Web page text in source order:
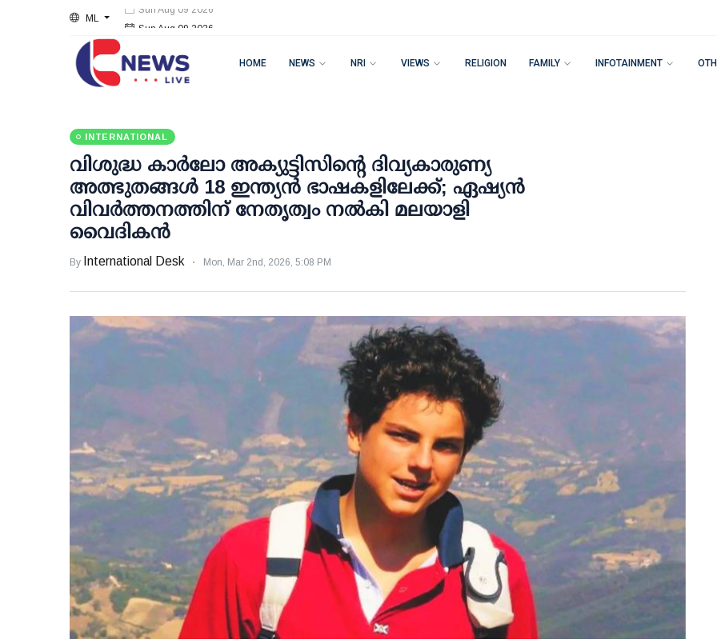
ML
HOME NEWS NRI VIEWS RELIGION FAMILY INFOTAINMENT
INTERNATIONAL
വിശുദ്ധ കാർലോ അക്യുട്ടിസിന്റെ ദിവ്യകാരുണ്യ
അത്ഭുതങ്ങൾ 18 ഇന്ത്യൻ ഭാഷകളിലേക്ക്; ഏഷ്യൻ
വിവർത്തനത്തിന് നേതൃത്വം നൽകി മലയാളി
വൈദികൻ
By International Desk Mon, Mar 2nd, 2026, 5:08 PM